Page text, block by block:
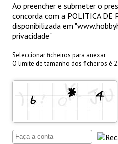
Ao preencher e submeter o
concorda com a POLITICA DE
disponibilizada em
privacidade"
Seleccionar ficheiros para anexar
O limite de tamanho dos ficheiros é